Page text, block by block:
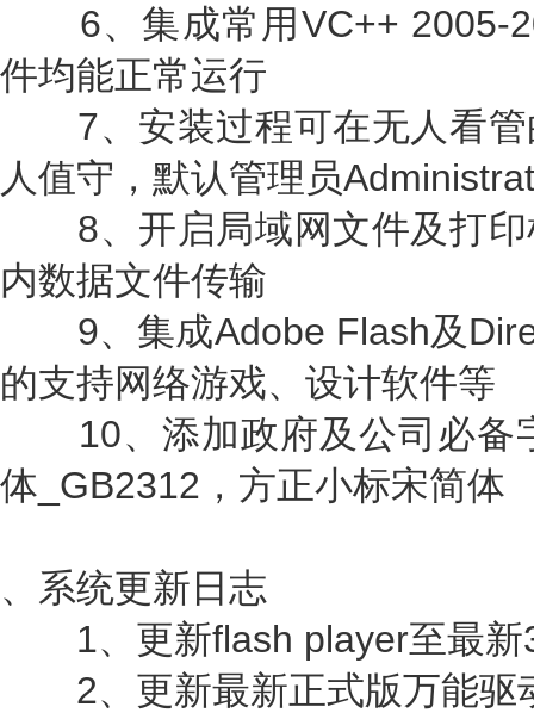
6、集成常用VC++ 2005-
件均能正常运行
7、安装过程可在无人看管
人值守，默认管理员
8、开启局域网文件及打印
内数据文件传输
9、集成Adobe Flash及
的支持网络游戏、设计软件等
10、添加政府及公司必备
体_GB2312，方正小标宋简体
、系统更新日志
1、更新flash player至最新
2、更新最新正式版万能驱